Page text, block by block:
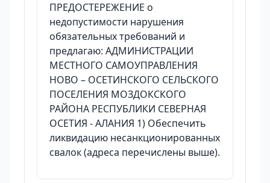
ПРЕДОСТЕРЕЖЕНИЕ о
недопустимости нарушения
обязательных требований и
предлагаю: АДМИНИСТРАЦИИ
МЕСТНОГО САМОУПРАВЛЕНИЯ
НОВО – ОСЕТИНСКОГО СЕЛЬСКОГО
ПОСЕЛЕНИЯ МОЗДОКСКОГО
РАЙОНА РЕСПУБЛИКИ СЕВЕРНАЯ
ОСЕТИЯ - АЛАНИЯ 1) Обеспечить
ликвидацию несанкционированных
свалок (адреса перечислены выше).